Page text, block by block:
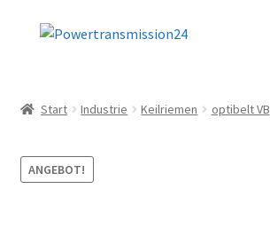
Zur
Zum
Blog
Start Industrie Keilriemen optibelt VB
ANGEBOT!